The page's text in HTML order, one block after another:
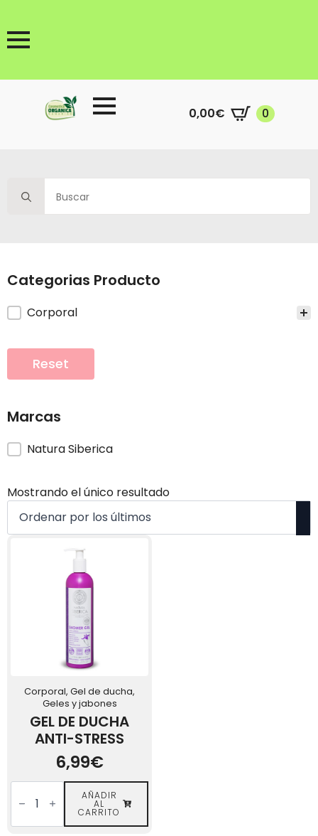
0,00€ 0
for:
Categorias Producto
Categorias producto
Corporal
Reset
Marcas
Marcas
Natura Siberica
Mostrando el único resultado
Corporal, Gel de ducha,
Geles y jabones
GEL DE DUCHA
ANTI-STRESS
6,99€
GEL
DUCHA
STRESS
AÑADIR
AL
CARRITO